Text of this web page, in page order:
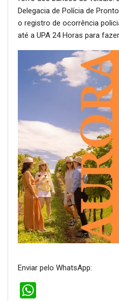
Delegacia de Polícia de
o registro de ocorrência
até a UPA 24 Horas para
Enviar pelo WhatsApp: